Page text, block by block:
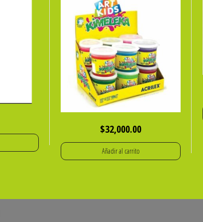
$32,000.00
Añadir al carrito